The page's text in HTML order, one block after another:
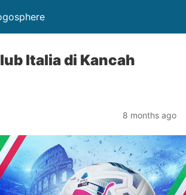
Italia di Kancah
8 months ago